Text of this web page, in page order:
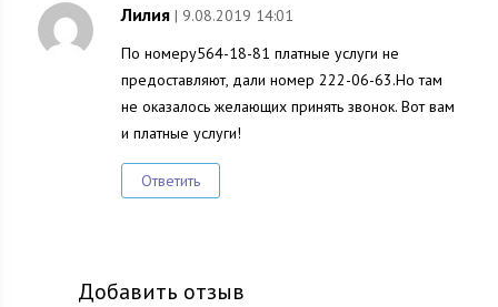
Лилия | 9.08.2019 14:01
По номеру564-18-81 платные услуги не
предоставляют, дали номер 222-06-63.Но там
не оказалось желающих принять звонок. Вот вам
и платные услуги!
Ответить
Добавить отзыв